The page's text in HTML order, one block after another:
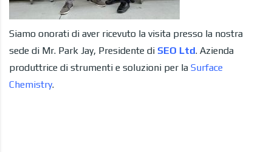
Siamo onorati di aver ricevuto la visita presso la nostra
sede di Mr. Park Jay, Presidente di SEO Ltd. Azienda
produttrice di strumenti e soluzioni per la Surface
Chemistry.